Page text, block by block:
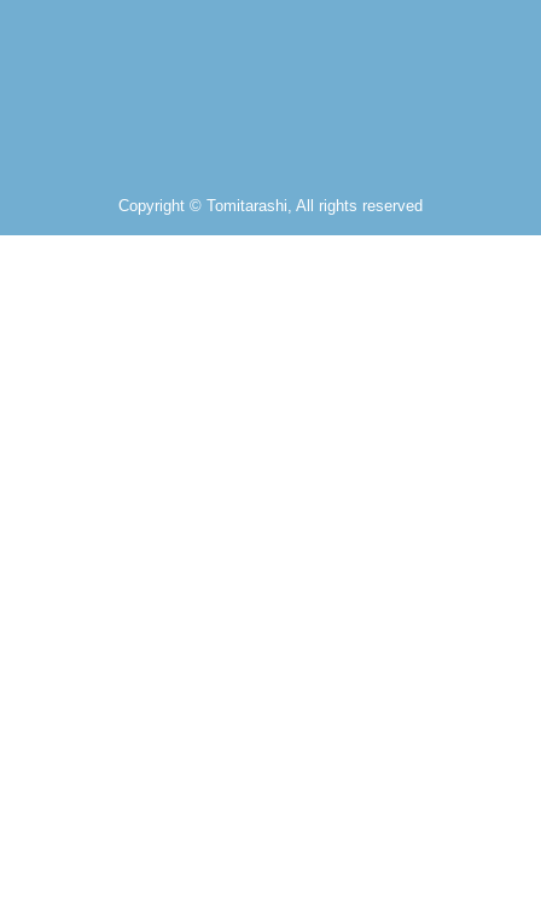
Copyright © Tomitarashi, All rights reserved